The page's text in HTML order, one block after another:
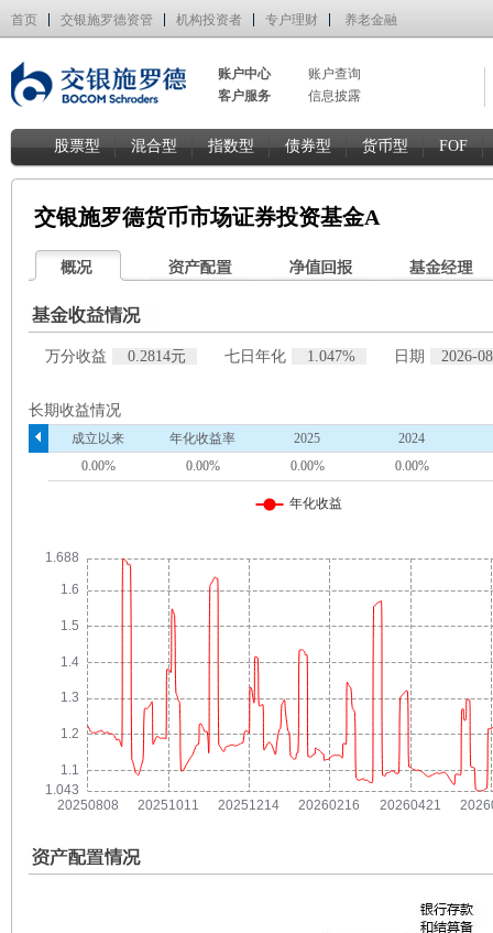
首页 交银施罗德资管 机构投资者 专户理财 养老金融
账户中心
账户查询
客户服务
信息披露
股票型 混合型 指数型 债券型 货币型 FOF
交银施罗德货币市场证券投资基金A
万分收益 0.2814元 七日年化 1.047% 日期 2026-
长期收益情况
成立以来
0.00%
年化收益率
0.00%
2025
0.00%
2024
0.00%